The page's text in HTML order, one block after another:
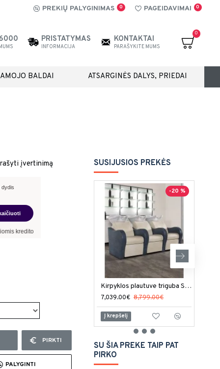
PREKIŲ PALYGINIMAS 0 PAGEIDAVIMAI 0
PRISTATYMAS
INFORMACIJA
KONTAKTAI
PARAŠYKITE MUMS
0
BALDAI ATSARGINĖS DALYS, PRIEDAI
įvertinimą
dydis
sąlygomis nefinansuojame.
PIRKTI
PALYGINTI
SUSIJUSIOS PREKĖS
-20 %
Kirpyklos plautuve triguba Salon Ambience Luxury
7,039.00€ 8,799.00€
Į krepšelį
SU ŠIA PREKE TAIP PAT
PIRKO